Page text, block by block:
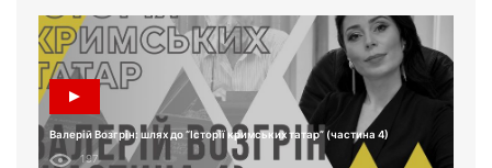
Валерій Возгрін: шлях до “Історії кримських татар” (частина 4)
197